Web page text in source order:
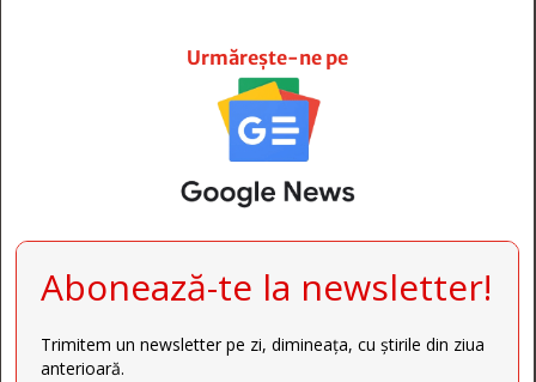
Urmărește-ne pe
Abonează-te la newsletter!
Trimitem un newsletter pe zi, dimineața, cu știrile din ziua
anterioară.